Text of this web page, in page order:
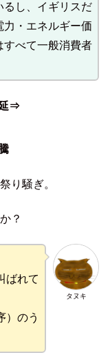
るし、イギリスだ
力・エネルギー価
すべて一般消費者
延⇒
り騒ぎ。
？
タヌキ
ばれて
）のう